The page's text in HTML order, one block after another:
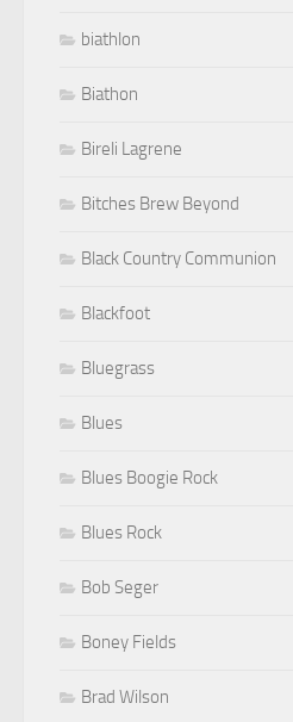
biathlon
Biathon
Bireli Lagrene
Bitches Brew Beyond
Black Country Communion
Blackfoot
Bluegrass
Blues
Blues Boogie Rock
Blues Rock
Bob Seger
Boney Fields
Brad Wilson